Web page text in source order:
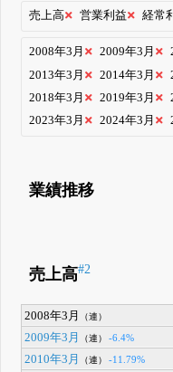
売上高 営業利益 経常
2008年3月 2009年3月
2013年3月
2014年3月
2018年3月
2019年3月
2023年3月
2024年3月
業績推移
売上高#2
2008年3月 （連）
2009年3月
（連） -6.4%
2010年3月
（連） -11.79%